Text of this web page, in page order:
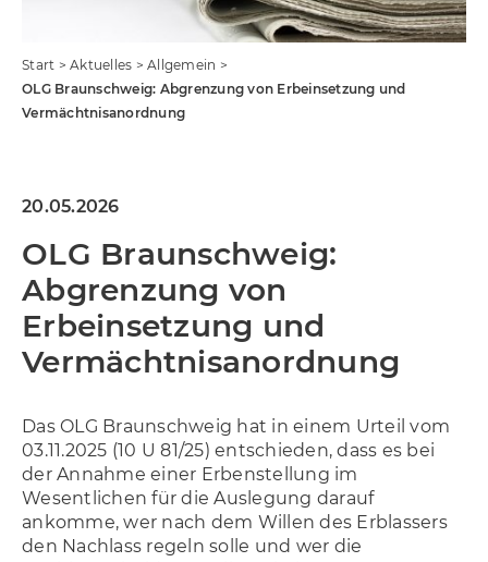
Allgemein
Start > Aktuelles > Allgemein >
OLG Braunschweig: Abgrenzung von Erbeinsetzung und
Vermächtnisanordnung
20.05.2026
OLG Braunschweig:
Abgrenzung von
Erbeinsetzung und
Vermächtnisanordnung
Das OLG Braunschweig hat in einem Urteil vom
03.11.2025 (10 U 81/25) entschieden, dass es bei
der Annahme einer Erbenstellung im
Wesentlichen für die Auslegung darauf
ankomme, wer nach dem Willen des Erblassers
den Nachlass regeln solle und wer die